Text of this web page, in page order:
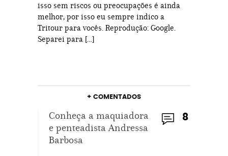
isso sem riscos ou preocupações é ainda
melhor, por isso eu sempre indico a
Tritour para vocês. Reprodução: Google.
Separei para […]
+ COMENTADOS
8
Conheça a maquiadora
e penteadista Andressa
Barbosa